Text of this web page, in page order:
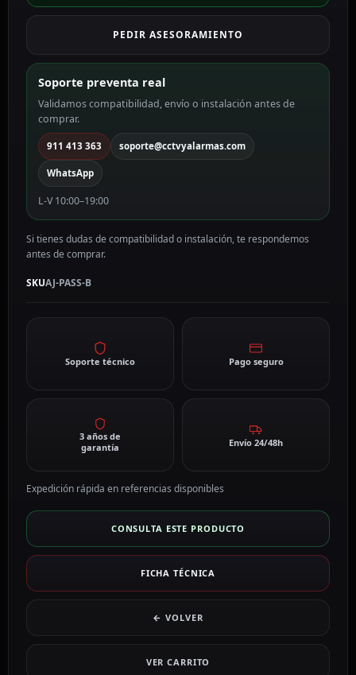
color
AJ-
PASS-
cantidad
PEDIR ASESORAMIENTO
Soporte preventa real
Validamos compatibilidad, envío o instalación antes de
comprar.
911 413 363 soporte@cctvyalarmas.com
WhatsApp
L-V 10:00–19:00
Si tienes dudas de compatibilidad o instalación, te respondemos
antes de comprar.
SKUAJ-PASS-B
Soporte técnico Pago seguro
3 años de
garantía
Envío 24/48h
Expedición rápida en referencias disponibles
CONSULTA ESTE PRODUCTO
FICHA TÉCNICA
← VOLVER
VER CARRITO